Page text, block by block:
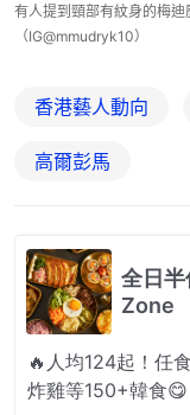
有人提到頸部有紋身的梅迪
（IG@mmudryk10）
香港藝人動向
高爾彭馬